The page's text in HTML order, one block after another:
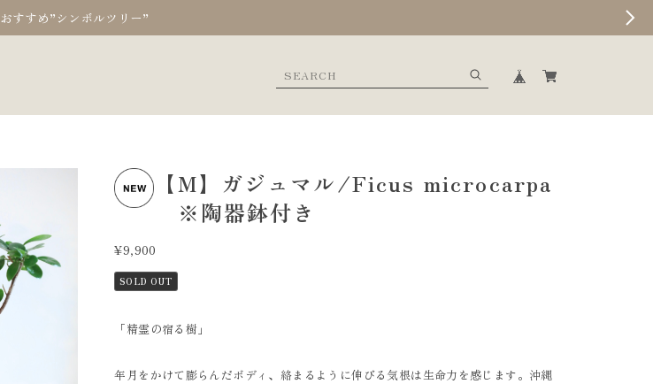
おすすめ”シンボルツリー”
【M】ガジュマル/Ficus microcarpa
※陶器鉢付き
¥9,900
SOLD OUT
「精霊の宿る樹」
年月をかけて膨らんだボディ、絡まるように伸びる気根は生命力を感じます。沖縄